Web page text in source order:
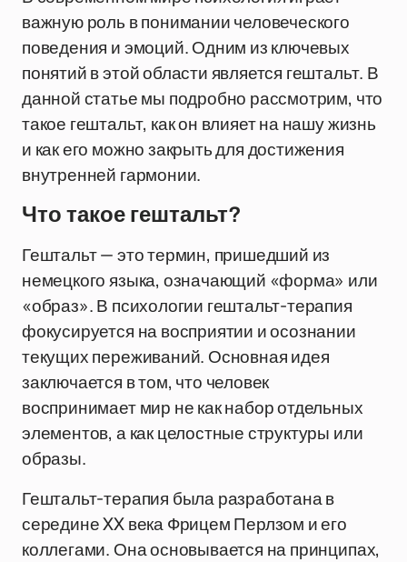
важную роль в понимании человеческого
поведения и эмоций. Одним из ключевых
понятий в этой области является гештальт. В
данной статье мы подробно рассмотрим, что
такое гештальт, как он влияет на нашу жизнь
и как его можно закрыть для достижения
внутренней гармонии.
Что такое гештальт?
Гештальт — это термин, пришедший из
немецкого языка, означающий «форма» или
«образ». В психологии гештальт-терапия
фокусируется на восприятии и осознании
текущих переживаний. Основная идея
заключается в том, что человек
воспринимает мир не как набор отдельных
элементов, а как целостные структуры или
образы.
Гештальт-терапия была разработана в
середине XX века Фрицем Перлзом и его
коллегами. Она основывается на принципах,